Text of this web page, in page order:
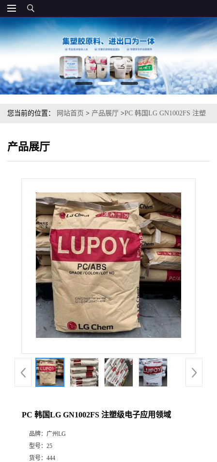
您当前的位置： 网站首页 > 产品展厅 >PC 韩国LG GN1002FS 注塑
产品展厅
PC 韩国LG GN1002FS 注塑级电子应用领域
品牌： 广州LG
型号： 25
货号： 444